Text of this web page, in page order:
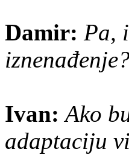
Damir: Pa,
Ivan: Ako
adaptaciju